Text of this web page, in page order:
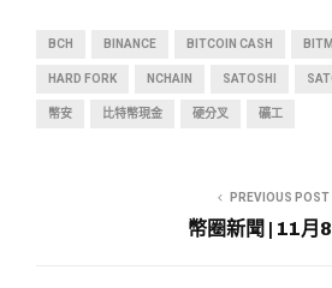
BCH BINANCE BITCOIN CASH
HARD FORK NCHAIN SATOSHI
幣安 比特幣現金 硬分叉 礦工
PREVIOUS POST
幣圈新聞 | 11月8